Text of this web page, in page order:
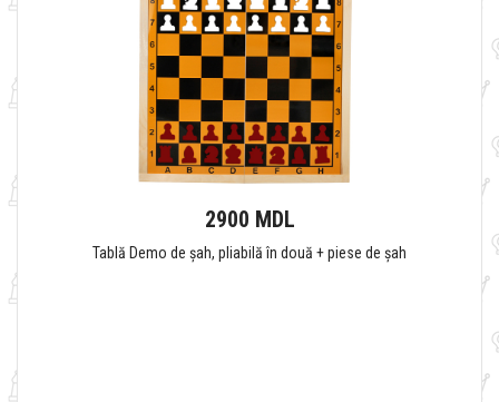
2900 MDL
Tablă Demo de șah, pliabilă în două + piese de șah